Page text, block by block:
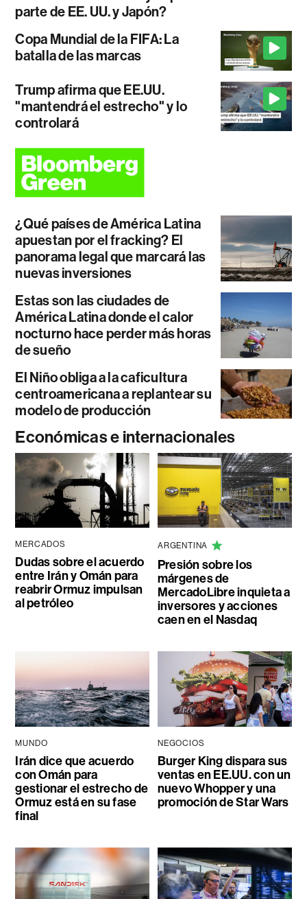
parte de EE. UU. y Japón?
Copa Mundial de la FIFA: La
batalla de las marcas
Trump afirma que EE.UU.
"mantendrá el estrecho" y lo
controlará
¿Qué países de América Latina
apuestan por el fracking? El
panorama legal que marcará las
nuevas inversiones
Estas son las ciudades de
América Latina donde el calor
nocturno hace perder más horas
de sueño
El Niño obliga a la caficultura
centroamericana a replantear su
modelo de producción
Económicas e internacionales
MERCADOS
Dudas sobre el acuerdo
entre Irán y Omán para
reabrir Ormuz impulsan
al petróleo
ARGENTINA
Presión sobre los
márgenes de
MercadoLibre inquieta a
inversores y acciones
caen en el Nasdaq
MUNDO
Irán dice que acuerdo
con Omán para
gestionar el estrecho de
Ormuz está en su fase
final
NEGOCIOS
Burger King dispara sus
ventas en EE.UU. con un
nuevo Whopper y una
promoción de Star Wars